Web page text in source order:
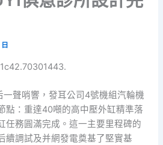
聲哨響，發耳公司4號機組汽輪機
點：重達40噸的高中壓外缸精準落
任務圓滿完成。這一主要里程碑的
續調試及并網發電奠基了堅實基